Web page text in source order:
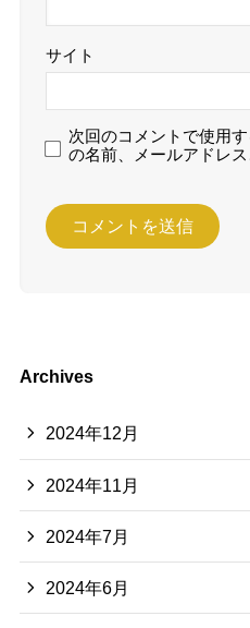
サイト
次回のコメントで使用
の名前、メールアドレス
Archives
2024年12月
2024年11月
2024年7月
2024年6月